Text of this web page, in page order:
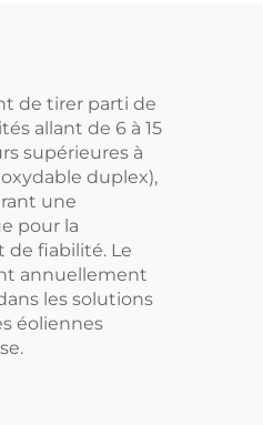
de tirer parti de
allant de 6 à 15
supérieures à
duplex),
une
pour la
fiabilité. Le
annuellement
les solutions
éoliennes